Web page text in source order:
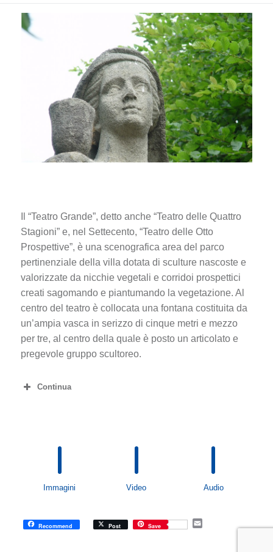
Il “Teatro Grande”, detto anche “Teatro delle Quattro
Stagioni” e, nel Settecento, “Teatro delle Otto
Prospettive”, è una scenografica area del parco
pertinenziale della villa dotata di sculture nascoste e
valorizzate da nicchie vegetali e corridoi prospettici
creati sagomando e piantumando la vegetazione. Al
centro del teatro è collocata una fontana costituita da
un’ampia vasca in serizzo di cinque metri e mezzo
per tre, al centro della quale è posto un articolato e
pregevole gruppo scultoreo.
Continua
Immagini Video Audio
Recommend Post Save